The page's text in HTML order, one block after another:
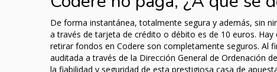
De forma instantánea, totalmente segura y además, sin
a través de tarjeta de crédito o débito es de 10 euros.
retirar fondos en Codere son completamente seguros. Al
auditada a través de la Dirección General de Ordenación
la fiabilidad y seguridad de esta prestigiosa casa de